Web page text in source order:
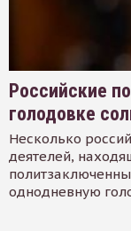
Российские
голодовке
Несколько
деятелей,
однодневную